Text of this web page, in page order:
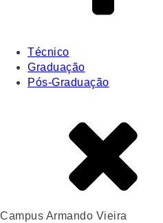
Técnico
Graduação
Pós-Graduação
Campus Armando Vieira